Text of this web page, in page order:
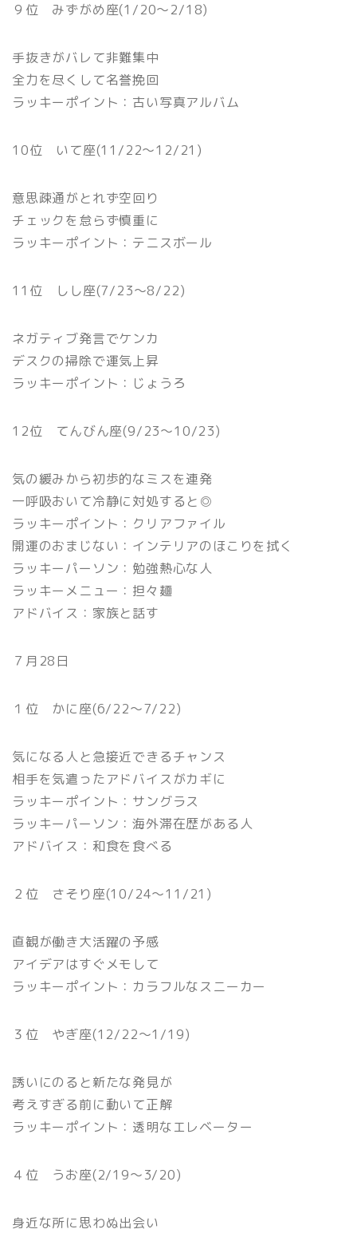
９位 みずがめ座(1/20〜2/18)
手抜きがバレて非難集中
全力を尽くして名誉挽回
ラッキーポイント：古い写真アルバム
10位 いて座(11/22〜12/21)
意思疎通がとれず空回り
チェックを怠らず慎重に
ラッキーポイント：テニスボール
11位 しし座(7/23〜8/22)
ネガティブ発言でケンカ
デスクの掃除で運気上昇
ラッキーポイント：じょうろ
12位 てんびん座(9/23〜10/23)
気の緩みから初歩的なミスを連発
一呼吸おいて冷静に対処すると◎
ラッキーポイント：クリアファイル
開運のおまじない：インテリアのほこりを拭く
ラッキーパーソン：勉強熱心な人
ラッキーメニュー：担々麺
アドバイス：家族と話す
７月28日
１位 かに座(6/22〜7/22)
気になる人と急接近できるチャンス
相手を気遣ったアドバイスがカギに
ラッキーポイント：サングラス
ラッキーパーソン：海外滞在歴がある人
アドバイス：和食を食べる
２位 さそり座(10/24〜11/21)
直観が働き大活躍の予感
アイデアはすぐメモして
ラッキーポイント：カラフルなスニーカー
３位 やぎ座(12/22〜1/19)
誘いにのると新たな発見が
考えすぎる前に動いて正解
ラッキーポイント：透明なエレベーター
４位 うお座(2/19〜3/20)
身近な所に思わぬ出会い